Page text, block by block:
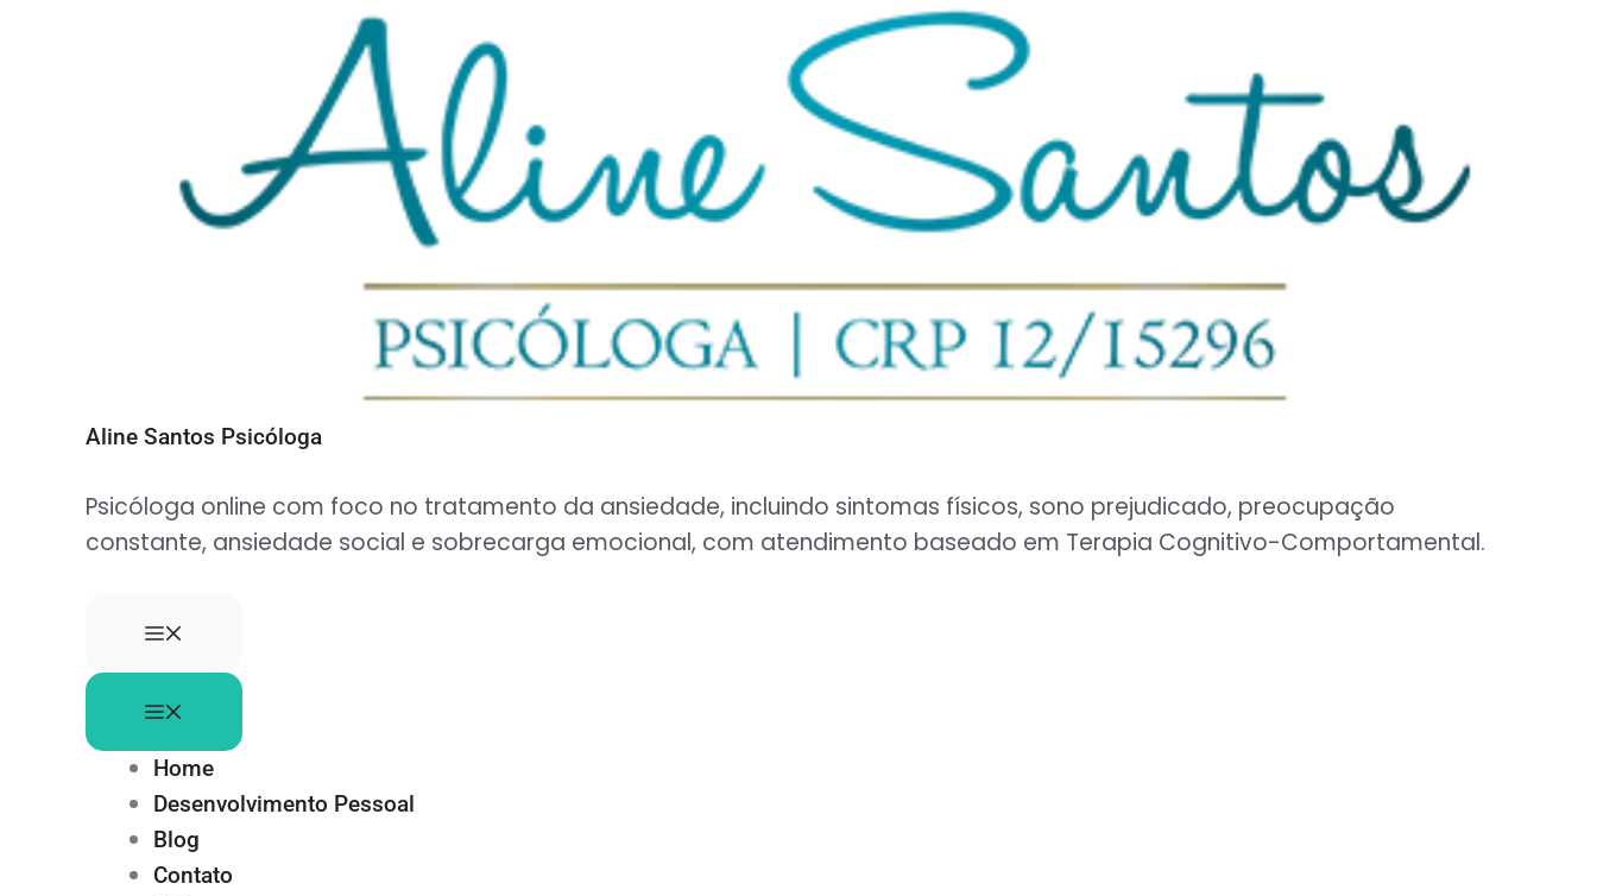
Aline Santos Psicóloga
Psicóloga online com foco no tratamento da ansiedade, incluindo sintomas físicos, sono prejudicado, preocupação
constante, ansiedade social e sobrecarga emocional, com atendimento baseado em Terapia Cognitivo-Comportamental.
Home
Desenvolvimento Pessoal
Blog
Contato